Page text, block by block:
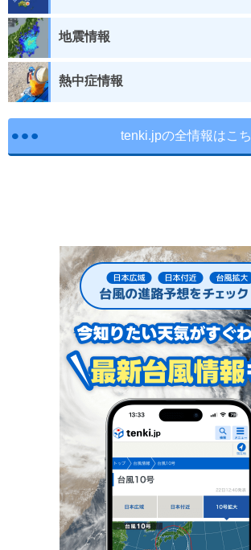
地震情報
熱中症情報
tenki.jpの全情報はこ